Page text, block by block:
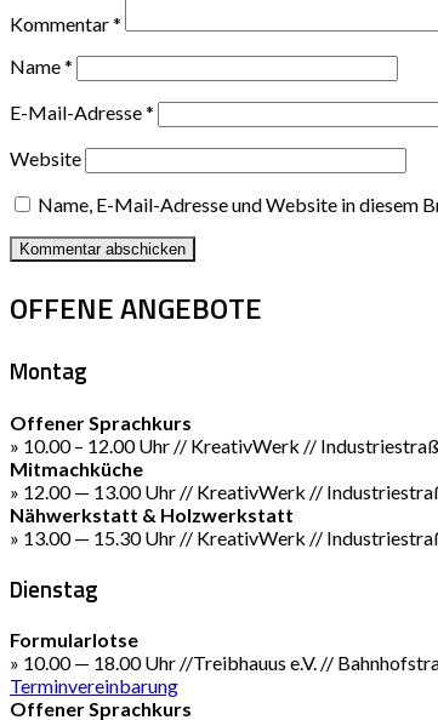
Kommentar*
Name*
E-Mail-Adresse*
Website
Name, E-Mail-Adresse und Website in diesem
OFFENE ANGEBOTE
Montag
Offener Sprachkurs
» 10.00 – 12.00 Uhr // KreativWerk //
Mitmachküche
» 12.00 — 13.00 Uhr // KreativWerk //
Nähwerkstatt & Holzwerkstatt
» 13.00 — 15.30 Uhr // KreativWerk //
Dienstag
Formularlotse
» 10.00 — 18.00 Uhr //Treibhauus e.V. //
Terminvereinbarung
Offener Sprachkurs